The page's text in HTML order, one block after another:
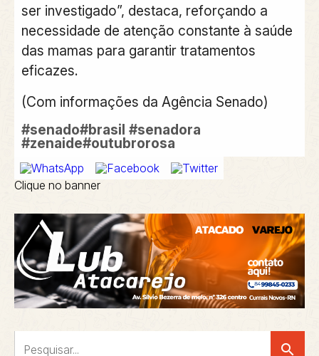
ser investigado”, destaca, reforçando a
necessidade de atenção constante à saúde
das mamas para garantir tratamentos
eficazes.
(Com informações da Agência Senado)
#senado#brasil #senadora
#zenaide#outubrorosa
Clique no banner
search